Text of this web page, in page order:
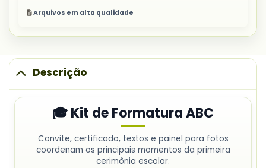
Arquivos em alta qualidade
Descrição
🎓 Kit de Formatura ABC
Convite, certificado, textos e painel para fotos
coordenam os principais momentos da primeira
cerimônia escolar.